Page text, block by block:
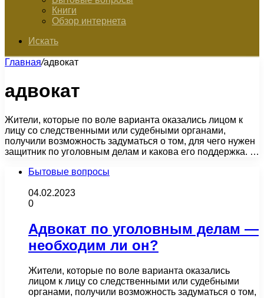
Книги
Обзор интернета
Искать
Главная/адвокат
адвокат
Жители, которые по воле варианта оказались лицом к
лицу со следственными или судебными органами,
получили возможность задуматься о том, для чего нужен
защитник по уголовным делам и какова его поддержка. …
Бытовые вопросы
04.02.2023
0
Адвокат по уголовным делам —
необходим ли он?
Жители, которые по воле варианта оказались
лицом к лицу со следственными или судебными
органами, получили возможность задуматься о том,